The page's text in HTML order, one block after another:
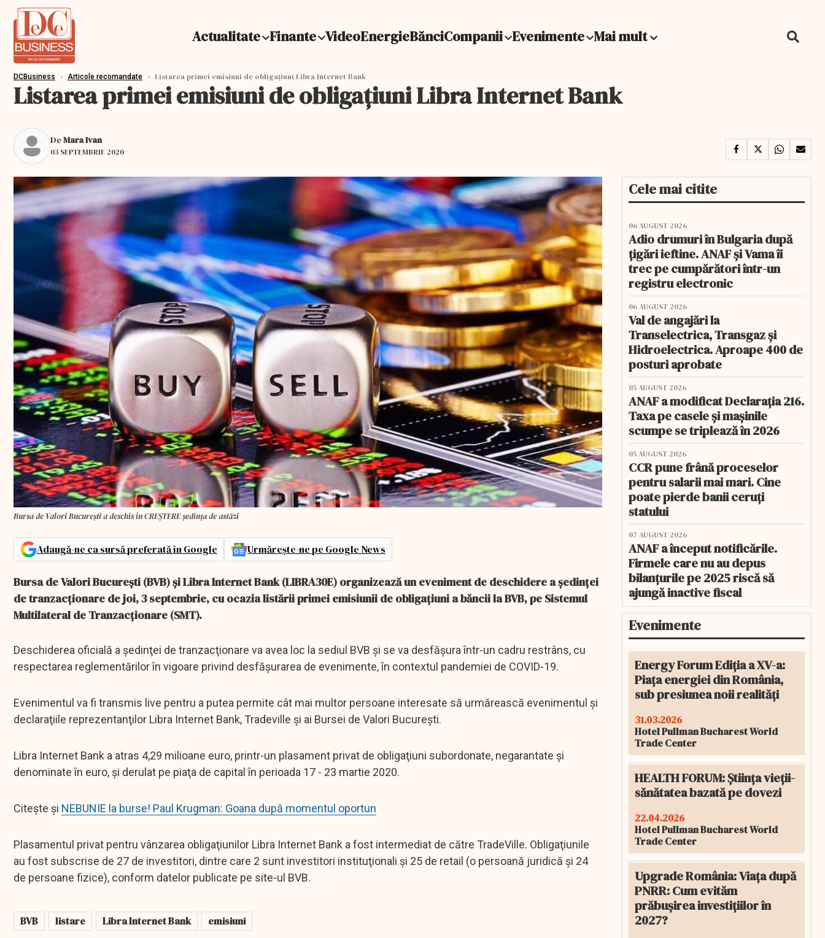
Actualitate Finante VideoEnergieBănciCompanii Evenimente Mai mult
DCBusiness › Articole recomandate › Listarea primei emisiuni de obligațiuni Libra Internet Bank
Listarea primei emisiuni de obligațiuni Libra Internet Bank
DeMara Ivan
03 SEPTEMBRIE 2020
Bursa de Valori Bucureşti a deschis în CREȘTERE şedinţa de astăzi
Adaugă-ne ca sursă preferată în Google Urmărește-ne pe Google News
Bursa de Valori Bucureşti (BVB) şi Libra Internet Bank (LIBRA30E) organizează un eveniment de deschidere a şedinţei
de tranzacţionare de joi, 3 septembrie, cu ocazia listării primei emisiunii de obligaţiuni a băncii la BVB, pe Sistemul
Multilateral de Tranzacţionare (SMT).
Deschiderea oficială a şedinţei de tranzacţionare va avea loc la sediul BVB şi se va desfăşura într-un cadru restrâns, cu
respectarea reglementărilor în vigoare privind desfăşurarea de evenimente, în contextul pandemiei de COVID-19.
Evenimentul va fi transmis live pentru a putea permite cât mai multor persoane interesate să urmărească evenimentul şi
declaraţiile reprezentanţilor Libra Internet Bank, Tradeville şi ai Bursei de Valori Bucureşti.
Libra Internet Bank a atras 4,29 milioane euro, printr-un plasament privat de obligaţiuni subordonate, negarantate şi
denominate în euro, şi derulat pe piaţa de capital în perioada 17 - 23 martie 2020.
Citește și NEBUNIE la burse! Paul Krugman: Goana după momentul oportun
Plasamentul privat pentru vânzarea obligaţiunilor Libra Internet Bank a fost intermediat de către TradeVille. Obligaţiunile
au fost subscrise de 27 de investitori, dintre care 2 sunt investitori instituţionali şi 25 de retail (o persoană juridică şi 24
de persoane fizice), conform datelor publicate pe site-ul BVB.
BVB listare Libra Internet Bank emisiuni
Cele mai citite
06 AUGUST 2026
Adio drumuri în Bulgaria după
țigări ieftine. ANAF și Vama îi
trec pe cumpărători într-un
registru electronic
06 AUGUST 2026
Val de angajări la
Transelectrica, Transgaz și
Hidroelectrica. Aproape 400 de
posturi aprobate
05 AUGUST 2026
ANAF a modificat Declarația 216.
Taxa pe casele și mașinile
scumpe se triplează în 2026
05 AUGUST 2026
CCR pune frână proceselor
pentru salarii mai mari. Cine
poate pierde banii ceruți
statului
07 AUGUST 2026
ANAF a început notificările.
Firmele care nu au depus
bilanțurile pe 2025 riscă să
ajungă inactive fiscal
Evenimente
Energy Forum Ediția a XV-a:
Piața energiei din România,
sub presiunea noii realități
31.03.2026
Hotel Pullman Bucharest World
Trade Center
HEALTH FORUM: Știința vieții-
sănătatea bazată pe dovezi
22.04.2026
Hotel Pullman Bucharest World
Trade Center
Upgrade România: Viața după
PNRR: Cum evităm
prăbușirea investițiilor în
2027?